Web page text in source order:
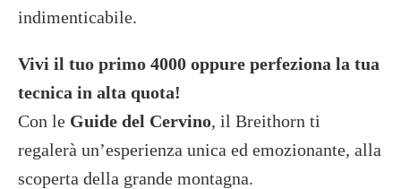
indimenticabile.
Vivi il tuo primo 4000 oppure perfeziona la tua
tecnica in alta quota!
Con le Guide del Cervino, il Breithorn ti
regalerà un’esperienza unica ed emozionante, alla
scoperta della grande montagna.